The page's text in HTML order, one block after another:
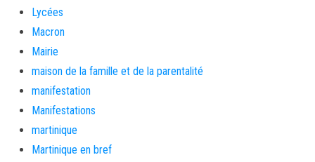
Lycées
Macron
Mairie
maison de la famille et de la parentalité
manifestation
Manifestations
martinique
Martinique en bref